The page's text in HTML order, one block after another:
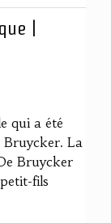
|
qui a été
Bruycker. La
Bruycker
fils